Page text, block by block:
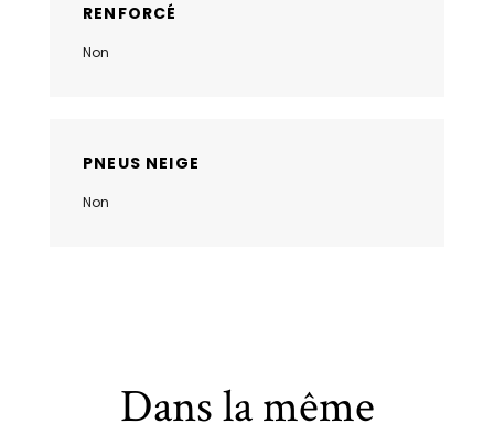
RENFORCÉ
Non
PNEUS NEIGE
Non
Dans la même